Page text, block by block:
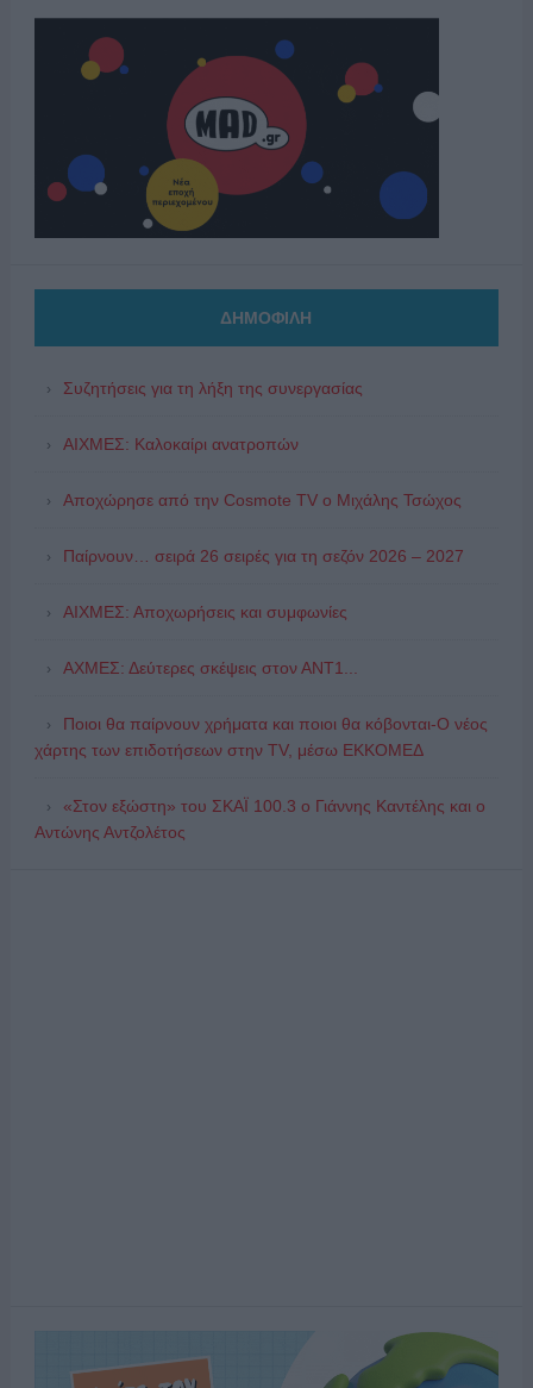
ΔΗΜΟΦΙΛΗ
Συζητήσεις για τη λήξη της συνεργασίας
ΑΙΧΜΕΣ: Καλοκαίρι ανατροπών
Αποχώρησε από την Cosmote TV o Μιχάλης Τσώχος
Παίρνουν… σειρά 26 σειρές για τη σεζόν 2026 – 2027
ΑΙΧΜΕΣ: Αποχωρήσεις και συμφωνίες
ΑΧΜΕΣ: Δεύτερες σκέψεις στον ΑΝΤ1...
Ποιοι θα παίρνουν χρήματα και ποιοι θα κόβονται-Ο νέος
χάρτης των επιδοτήσεων στην TV, μέσω ΕΚΚΟΜΕΔ
«Στον εξώστη» του ΣΚΑΪ 100.3 ο Γιάννης Καντέλης και ο
Αντώνης Αντζολέτος